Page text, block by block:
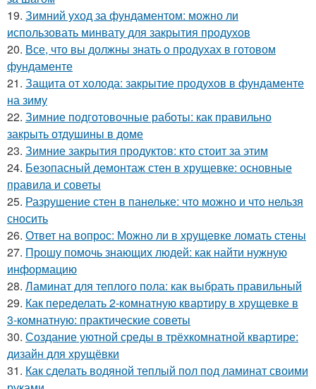
19. Зимний уход за фундаментом: можно ли
использовать минвату для закрытия продухов
20. Все, что вы должны знать о продухах в готовом
фундаменте
21. Защита от холода: закрытие продухов в фундаменте
на зиму
22. Зимние подготовочные работы: как правильно
закрыть отдушины в доме
23. Зимние закрытия продуктов: кто стоит за этим
24. Безопасный демонтаж стен в хрущевке: основные
правила и советы
25. Разрушение стен в панельке: что можно и что нельзя
сносить
26. Ответ на вопрос: Можно ли в хрущевке ломать стены
27. Прошу помочь знающих людей: как найти нужную
информацию
28. Ламинат для теплого пола: как выбрать правильный
29. Как переделать 2-комнатную квартиру в хрущевке в
3-комнатную: практические советы
30. Создание уютной среды в трёхкомнатной квартире:
дизайн для хрущёвки
31. Как сделать водяной теплый пол под ламинат своими